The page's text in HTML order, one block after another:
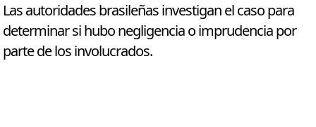
Las autoridades brasileñas investigan el caso para
determinar si hubo negligencia o imprudencia por
parte de los involucrados.